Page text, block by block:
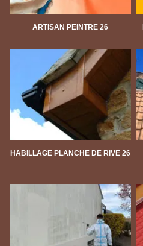
ARTISAN PEINTRE 26
HABILLAGE PLANCHE DE RIVE 26